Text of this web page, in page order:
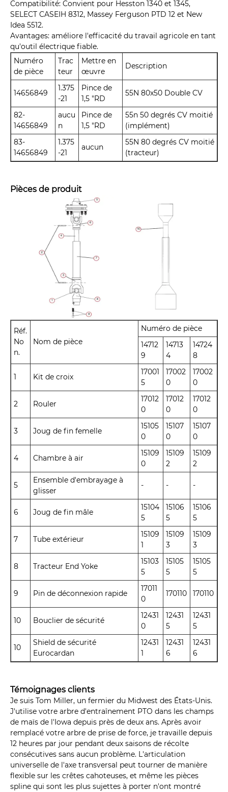
Compatibilité: Convient pour Hesston 1340 et 1345,
SELECT CASEIH 8312, Massey Ferguson PTD 12 et New
Idea 5512.
Avantages: améliore l'efficacité du travail agricole en tant
qu'outil électrique fiable.
Numéro
de pièce
Trac
teur
Mettre en
œuvre
Description
14656849
1.375
-21
Pince de
1,5 "RD
55N 80x50 Double CV
82-
14656849
aucu
n
Pince de
1,5 "RD
55n 50 degrés CV moitié
(implément)
83-
14656849
1.375
-21
aucun
55N 80 degrés CV moitié
(tracteur)
Pièces de produit
Réf.
No
n.
Nom de pièce
Numéro de pièce
14712
9
14713
4
14724
8
1 Kit de croix
17001
5
17002
0
17002
0
2 Rouler
17012
0
17012
0
17012
0
3 Joug de fin femelle
15105
0
15107
0
15107
0
4 Chambre à air
15109
0
15109
2
15109
2
5
Ensemble d'embrayage à
glisser
- - -
6 Joug de fin mâle
15104
5
15106
5
15106
5
7 Tube extérieur
15109
1
15109
3
15109
3
8 Tracteur End Yoke
15103
5
15105
5
15105
5
9 Pin de déconnexion rapide
17011
0
170110 170110
10 Bouclier de sécurité
12431
0
12431
5
12431
5
10
Shield de sécurité
Eurocardan
12431
1
12431
6
12431
6
Témoignages clients
Je suis Tom Miller, un fermier du Midwest des États-Unis.
J'utilise votre arbre d'entraînement PTO dans les champs
de maïs de l'Iowa depuis près de deux ans. Après avoir
remplacé votre arbre de prise de force, je travaille depuis
12 heures par jour pendant deux saisons de récolte
consécutives sans aucun problème. L'articulation
universelle de l'axe transversal peut tourner de manière
flexible sur les crêtes cahoteuses, et même les pièces
spline qui sont les plus sujettes à porter n'ont montré